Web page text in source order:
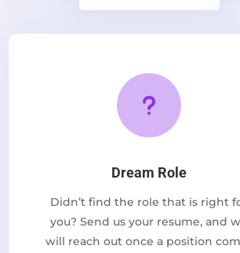
u
Dream Role
Didn’t find the role that is right
you? Send us your resume, and
will reach out once a position